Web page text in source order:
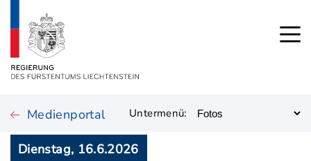
Medienportal Untermenü:
Dienstag, 16.6.2026